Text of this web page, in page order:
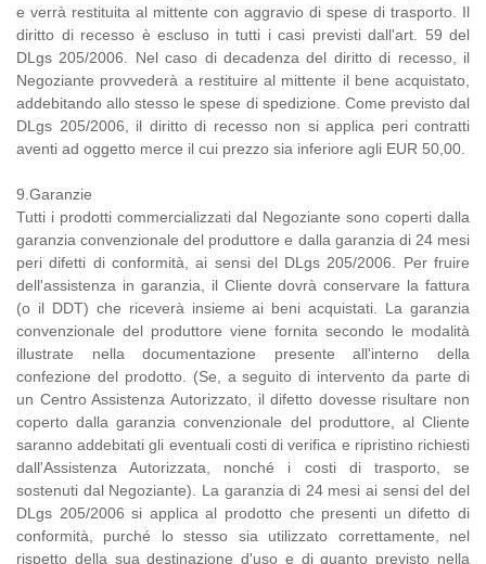
e verrà restituita al mittente con aggravio di spese di trasporto. Il
diritto di recesso è escluso in tutti i casi previsti dall'art. 59 del
DLgs 205/2006. Nel caso di decadenza del diritto di recesso, il
Negoziante provvederà a restituire al mittente il bene acquistato,
addebitando allo stesso le spese di spedizione. Come previsto dal
DLgs 205/2006, il diritto di recesso non si applica peri contratti
aventi ad oggetto merce il cui prezzo sia inferiore agli EUR 50,00.
9.Garanzie
Tutti i prodotti commercializzati dal Negoziante sono coperti dalla
garanzia convenzionale del produttore e dalla garanzia di 24 mesi
peri difetti di conformità, ai sensi del DLgs 205/2006. Per fruire
dell'assistenza in garanzia, il Cliente dovrà conservare la fattura
(o il DDT) che riceverà insieme ai beni acquistati. La garanzia
convenzionale del produttore viene fornita secondo le modalità
illustrate nella documentazione presente all'interno della
confezione del prodotto. (Se, a seguito di intervento da parte di
un Centro Assistenza Autorizzato, il difetto dovesse risultare non
coperto dalla garanzia convenzionale del produttore, al Cliente
saranno addebitati gli eventuali costi di verifica e ripristino richiesti
dall'Assistenza Autorizzata, nonché i costi di trasporto, se
sostenuti dal Negoziante). La garanzia di 24 mesi ai sensi del del
DLgs 205/2006 si applica al prodotto che presenti un difetto di
conformità, purché lo stesso sia utilizzato correttamente, nel
rispetto della sua destinazione d'uso e di quanto previsto nella